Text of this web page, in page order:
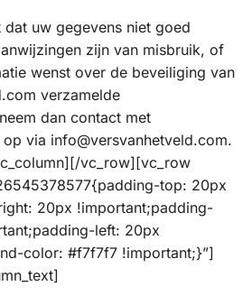
uw gegevens niet goed
zijn van misbruik, of
wenst over de beveiliging van
verzamelde
dan contact met
via info@versvanhetveld.com.
vc_row][vc_row
top: 20px
20px !important;padding-
left: 20px
color: #f7f7f7 !important;}”]